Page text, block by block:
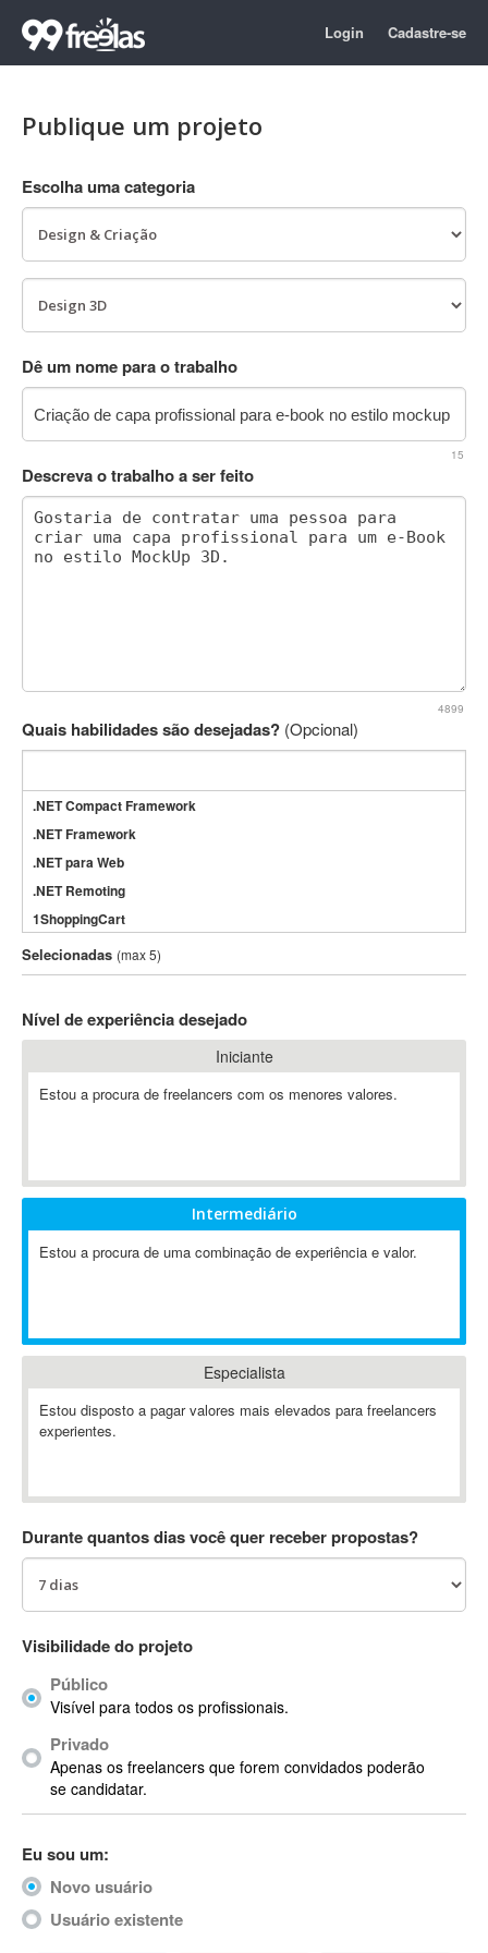
Login Cadastre-se
Publique um projeto
Escolha uma categoria
Dê um nome para o trabalho
15
Descreva o trabalho a ser feito
4899
Quais habilidades são desejadas? (Opcional)
.NET Compact Framework
.NET Framework
.NET para Web
.NET Remoting
1ShoppingCart
3DS Max
3GSM
802.11
A-GPS
ABAP
Abaqus
ABBYY FineReader
Ableton
Ableton Push
Abstract
AC3
ACID Pro
ACPI
Acrobat
Acrobat X
Acronis
ACT
Actimize
ActionScript
ActionScript 3
Selecionadas (max 5)
Nível de experiência desejado
Iniciante
Estou a procura de freelancers com os menores valores.
Intermediário
Estou a procura de uma combinação de experiência e valor.
Especialista
Estou disposto a pagar valores mais elevados para freelancers
experientes.
Durante quantos dias você quer receber propostas?
Visibilidade do projeto
Público
Visível para todos os profissionais.
Privado
Apenas os freelancers que forem convidados poderão
se candidatar.
Eu sou um:
Novo usuário
Usuário existente